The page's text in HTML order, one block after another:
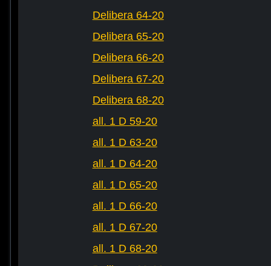
Delibera 64-20
Delibera 65-20
Delibera 66-20
Delibera 67-20
Delibera 68-20
all. 1 D 59-20
all. 1 D 63-20
all. 1 D 64-20
all. 1 D 65-20
all. 1 D 66-20
all. 1 D 67-20
all. 1 D 68-20